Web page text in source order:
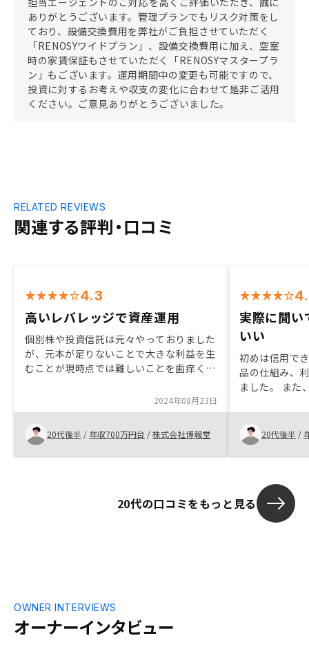
ありがとうございます。管理プランでもリスク対策をし
ており、設備交換費用を弊社がご負担させていただく
「RENOSYワイドプラン」、設備交換費用に加え、空室
時の家賃保証もさせていただく「RENOSYマスタープラ
ン」もございます。運用期間中の変更も可能ですので、
投資に対するお考えや収支の変化に合わせて是非ご活用
ください。ご意見ありがとうございました。
関連する評判・口コミ
RELATED REVIEWS
4.3
高いレバレッジで資産運用
個別株や投資信託は元々やっておりました
が、元本が足りないことで大きな利益を生
むことが現時点では難しいことを歯痒く思
ーンを組めるため若年でもレバレッジを効
かせられることに関心を持ち、投資を決意
しました。
2024年08月23日
20代後半 / 年収700万円台 /株式会社博報堂
実際に聞い
いい
初めは信用で
品の仕組み、
ました。 また
るか悩んでい
もしれません。
20代後半 /
20代の口コミをもっと見る
オーナーインタビュー
OWNER INTERVIEWS